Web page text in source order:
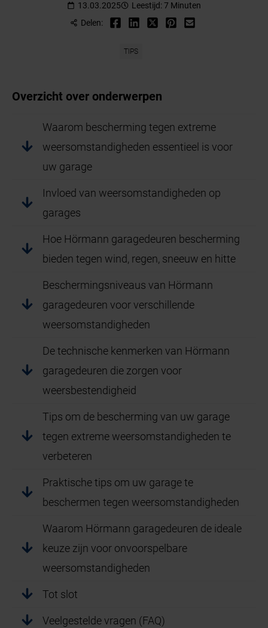
13.03.2025
Leestijd: 7 Minuten
Delen:
TIPS
Overzicht over onderwerpen
Waarom bescherming tegen extreme
weersomstandigheden essentieel is voor
uw garage
Invloed van weersomstandigheden op
garages
Hoe Hörmann garagedeuren bescherming
bieden tegen wind, regen, sneeuw en hitte
Beschermingsniveaus van Hörmann
garagedeuren voor verschillende
weersomstandigheden
De technische kenmerken van Hörmann
garagedeuren die zorgen voor
weersbestendigheid
Tips om de bescherming van uw garage
tegen extreme weersomstandigheden te
verbeteren
Praktische tips om uw garage te
beschermen tegen weersomstandigheden
Waarom Hörmann garagedeuren de ideale
keuze zijn voor onvoorspelbare
weersomstandigheden
Tot slot
Veelgestelde vragen (FAQ)